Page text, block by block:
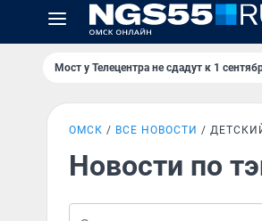
Мост у Телецентра не сдадут к 1
ОМСК ВСЕ НОВОСТИ
Новости по